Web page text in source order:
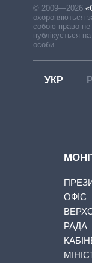
© 2009—2026
охороняються
собою право не
публікується
особи.
УКР
ОФІС
РАДА